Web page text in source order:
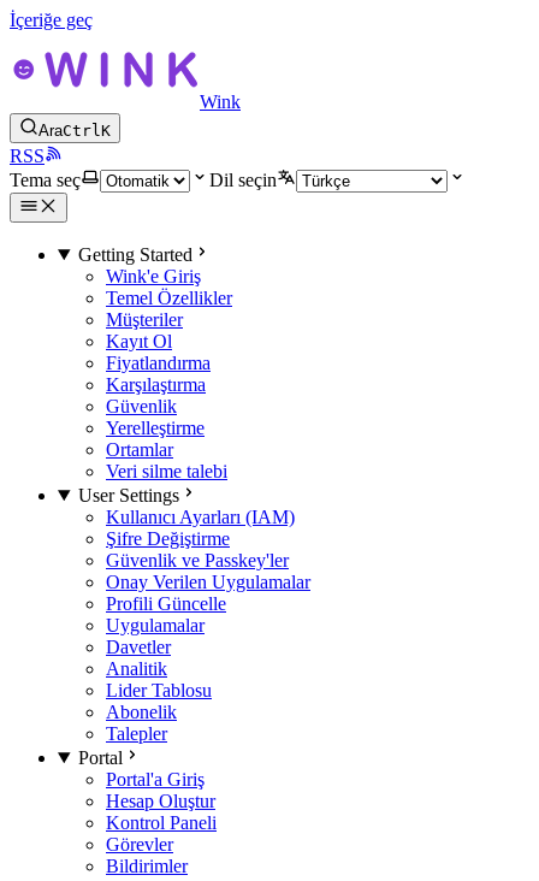
İçeriğe geç
Wink
AraCtrlK
RSS
Tema seç
Dil seçin
Getting Started
Wink'e Giriş
Temel Özellikler
Müşteriler
Kayıt Ol
Fiyatlandırma
Karşılaştırma
Güvenlik
Yerelleştirme
Ortamlar
Veri silme talebi
User Settings
Kullanıcı Ayarları (IAM)
Şifre Değiştirme
Güvenlik ve Passkey'ler
Onay Verilen Uygulamalar
Profili Güncelle
Uygulamalar
Davetler
Analitik
Lider Tablosu
Abonelik
Talepler
Portal
Portal'a Giriş
Hesap Oluştur
Kontrol Paneli
Görevler
Bildirimler